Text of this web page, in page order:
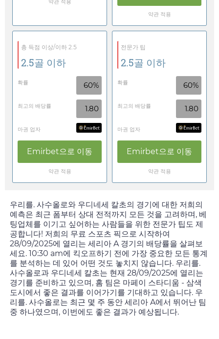
약관 적용
약관 적용
총 득점 이상/이하 2.5
2.5골 이하
확률 60%
최고의 배당률 1.80
마권 업자
Emirbet으로 이동
약관 적용
전문가 팁
2.5골 이하
확률 60%
최고의 배당률 1.80
마권 업자
Emirbet으로 이동
약관 적용
우리를. 사수올로와 우디네세 칼초의 경기에 대한 저희의
예측은 최근 폼부터 상대 전적까지 모든 것을 고려하며, 베
팅업체를 이기고 싶어하는 사람들을 위한 전문가 팁도 제
공합니다! 저희의 무료 스포츠 픽으로 시작하여
28/09/2025에 열리는 세리아 A 경기의 배당률을 살펴보
세요. 10:30 am에 킥오프하기 전에 가장 중요한 모든 통계
를 분석하는 데 있어 어떤 것도 놓치지 않습니다. 우리를.
사수올로과 우디네세 칼초는 현재 28/09/2025에 열리는
경기를 준비하고 있으며, 홈 팀은 마페이 스타디움 - 삼색
도시에서 좋은 결과를 이어가기를 기대하고 있습니다. 우
리를. 사수올로는 최근 몇 주 동안 세리아 A에서 뛰어난 팀
중 하나였으며, 이번에도 좋은 결과가 예상됩니다.